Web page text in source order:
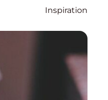
Inspiration